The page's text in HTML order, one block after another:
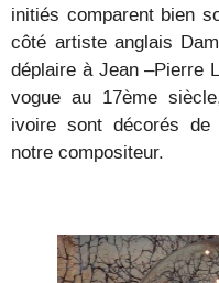
initiés comparent bien
côté artiste anglais
déplaire à Jean –Pierre
vogue au 17ème
ivoire sont décorés de
notre compositeur.